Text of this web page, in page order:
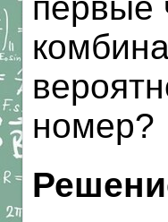
первые
номер?